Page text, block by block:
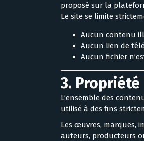
proposé sur la
Le site se limite
Aucun contenu
Aucun lien de
Aucun fichier
3.
L’ensemble des
utilisé à des fins
Les œuvres, marques,
auteurs, producteurs